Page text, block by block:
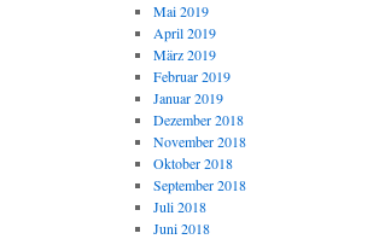
Mai 2019
April 2019
März 2019
Februar 2019
Januar 2019
Dezember 2018
November 2018
Oktober 2018
September 2018
Juli 2018
Juni 2018